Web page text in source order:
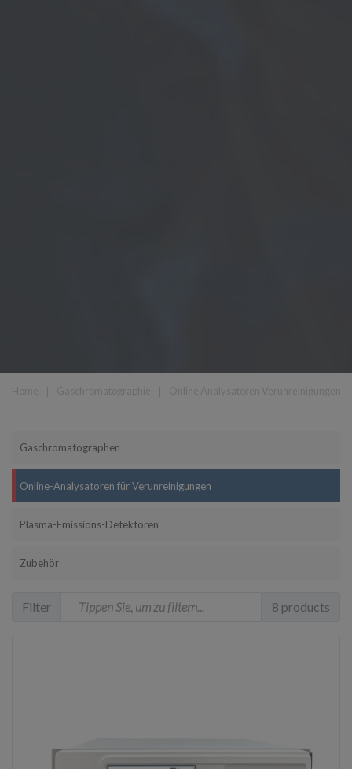
Gaschromatographen
Online-Analysatoren für Verunreinigungen
Plasma-Emissions-Detektoren
Zubehör
Filter 8 products